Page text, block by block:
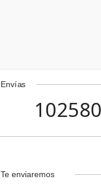
Envías
Te enviaremos